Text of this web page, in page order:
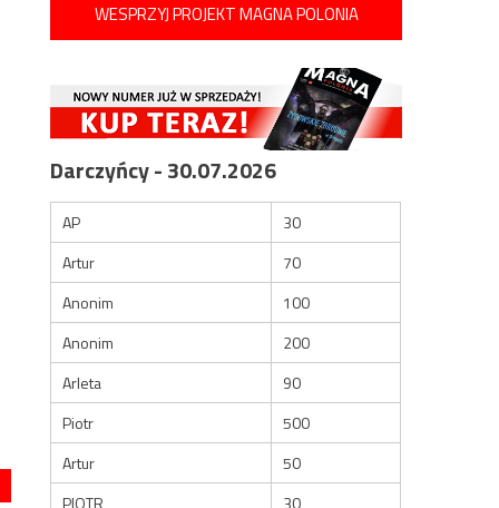
WESPRZYJ PROJEKT MAGNA POLONIA
Darczyńcy - 30.07.2026
AP
30
Artur
70
Anonim
100
Anonim
200
Arleta
90
Piotr
500
Artur
50
PIOTR
30